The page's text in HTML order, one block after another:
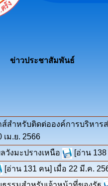
ข่าวประชาสัมพันธ์
ส์สำหรับติดต่อองค์การบริหาร
เม.ย. 2566
วังมะปรางเหนือ
[อ่าน
[อ่าน 131 คน] เมื่อ 22 มี.ค.